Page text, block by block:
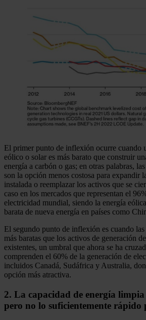
El primer punto de inflexión ocurre cuando
eólico o solar es más barato que construir
energía a carbón o gas; en otras palabras,
son la opción menos costosa para expandir
instalada o reemplazar los activos que se
caso en los mercados que representan el
electricidad mundial, siendo la energía
barata de nueva energía en países como
El segundo punto de inflexión es cuando
más baratas que los activos de generación
existentes, un umbral que ahora se ha
comprenden el 60% de la generación de
incluidos Canadá, Sudáfrica y Australia,
opción más atractiva.
2. La capacidad de energía limpia
pero no lo suficientemente rápido